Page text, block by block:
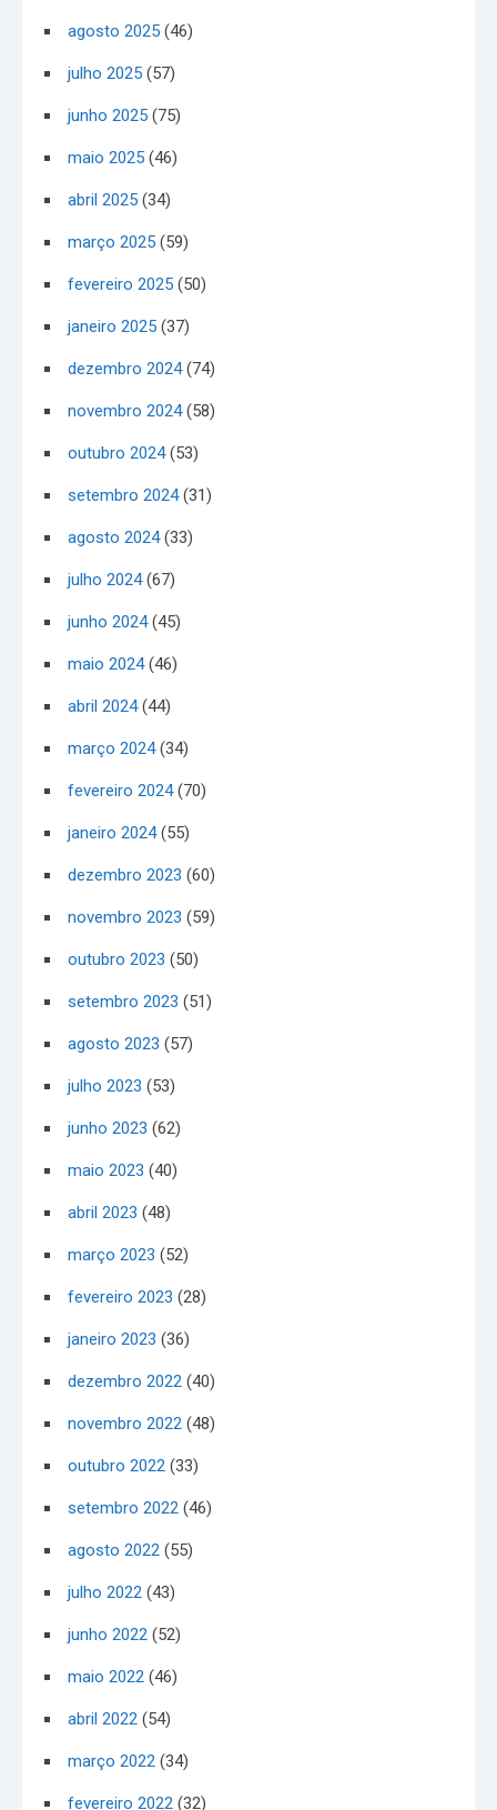
agosto 2025 (46)
julho 2025 (57)
junho 2025 (75)
maio 2025 (46)
abril 2025 (34)
março 2025 (59)
fevereiro 2025 (50)
janeiro 2025 (37)
dezembro 2024(74)
novembro 2024(58)
outubro 2024(53)
setembro 2024(31)
agosto 2024(33)
julho 2024(67)
junho 2024(45)
maio 2024(46)
abril 2024(44)
março 2024(34)
fevereiro 2024(70)
janeiro 2024(55)
dezembro 2023 (60)
novembro 2023 (59)
outubro 2023 (50)
setembro 2023 (51)
agosto 2023 (57)
julho 2023 (53)
junho 2023 (62)
maio 2023 (40)
abril 2023 (48)
março 2023 (52)
fevereiro 2023 (28)
janeiro 2023 (36)
dezembro 2022 (40)
novembro 2022 (48)
outubro 2022 (33)
setembro 2022 (46)
agosto 2022 (55)
julho 2022 (43)
junho 2022 (52)
maio 2022 (46)
abril 2022 (54)
março 2022 (34)
fevereiro 2022 (32)